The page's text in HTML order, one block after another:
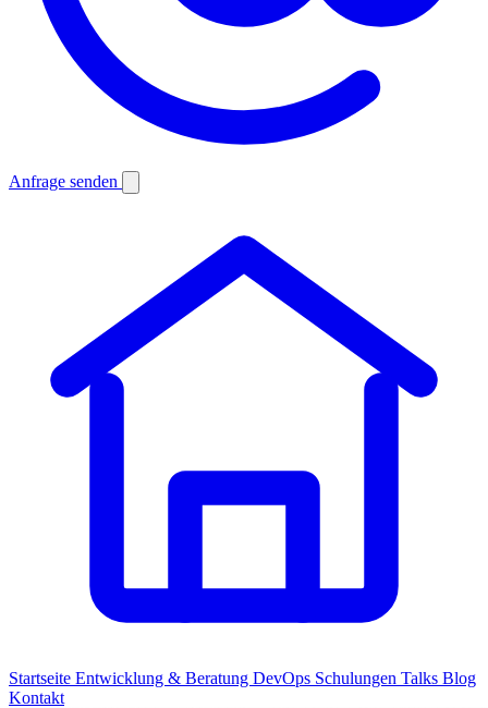
Anfrage senden
Startseite Entwicklung & Beratung DevOps Schulungen Talks Blog
Kontakt